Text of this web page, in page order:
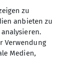
zu
anbieten zu
Verwendung
Medien,